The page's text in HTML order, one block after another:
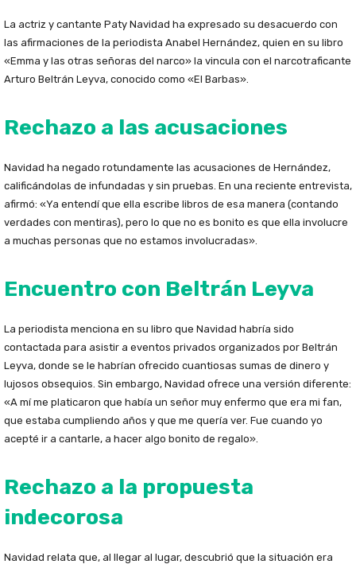
La actriz y cantante Paty Navidad ha expresado su desacuerdo con
las afirmaciones de la periodista Anabel Hernández, quien en su libro
«Emma y las otras señoras del narco» la vincula con el narcotraficante
Arturo Beltrán Leyva, conocido como «El Barbas».
Rechazo a las acusaciones
Navidad ha negado rotundamente las acusaciones de Hernández,
calificándolas de infundadas y sin pruebas. En una reciente entrevista,
afirmó: «Ya entendí que ella escribe libros de esa manera (contando
verdades con mentiras), pero lo que no es bonito es que ella involucre
a muchas personas que no estamos involucradas».
Encuentro con Beltrán Leyva
La periodista menciona en su libro que Navidad habría sido
contactada para asistir a eventos privados organizados por Beltrán
Leyva, donde se le habrían ofrecido cuantiosas sumas de dinero y
lujosos obsequios. Sin embargo, Navidad ofrece una versión diferente:
«A mí me platicaron que había un señor muy enfermo que era mi fan,
que estaba cumpliendo años y que me quería ver. Fue cuando yo
acepté ir a cantarle, a hacer algo bonito de regalo».
Rechazo a la propuesta
indecorosa
Navidad relata que, al llegar al lugar, descubrió que la situación era